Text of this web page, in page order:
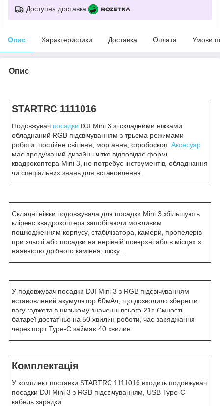
Доступна доставка
Опис Характеристики Доставка Оплата Умови
Опис
STARTRC 1111016
Подовжувач посадки DJI Mini 3 зі складними ніжками
обладнаний RGB підсвічуванням з трьома режимами
роботи: постійне світіння, моргання, стробоскоп. Аксесуар
має продуманий дизайн і чітко відповідає формі
квадрокоптера Mini 3, не потребує інструментів, обладнання
чи спеціальних знань для встановлення.
Складні ніжки подовжувача для посадки Mini 3 збільшують
кліренс квадрокоптера запобігаючи можливим
пошкодженням корпусу, стабілізатора, камери, пропелерів
при зльоті або посадки на нерівній поверхні або в місцях з
наявністю дрібного каміння, піску .
У подовжувач посадки DJI Mini 3 з RGB підсвічуванням
встановлений акумулятор 60мАч, що дозволило зберегти
вагу гаджета в низькому значенні всього 21г. Ємності
батареї достатньо на 50 хвилин роботи, час заряджання
через порт Type-C займає 40 хвилин.
Комплектація
У комплект поставки STARTRC 1111016 входить подовжувач
посадки DJI Mini 3 з RGB підсвічуванням, USB Type-C
кабель зарядки.